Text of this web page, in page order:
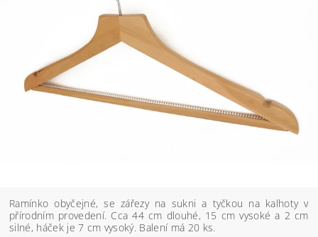
Ramínko obyčejné, se zářezy na sukni a tyčkou na kalhoty v
přírodním provedení. Cca 44 cm dlouhé, 15 cm vysoké a 2 cm
silné, háček je 7 cm vysoký. Balení má 20 ks.